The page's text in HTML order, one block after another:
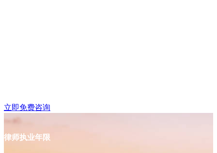
立即免费咨询
律师执业年限